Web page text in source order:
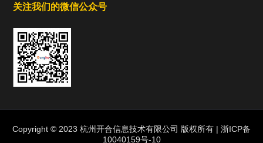
关注我们的微信公众号
Copyright © 2023 杭州开合信息技术有限公司 版权所有 | 浙ICP备
10040159号-10